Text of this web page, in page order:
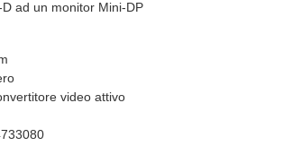
ad un monitor Mini-DP
video attivo